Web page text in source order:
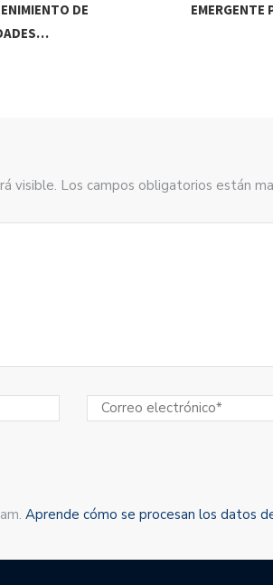
DE
EMERGENTE
visible. Los campos obligatorios están
Aprende cómo se procesan los datos